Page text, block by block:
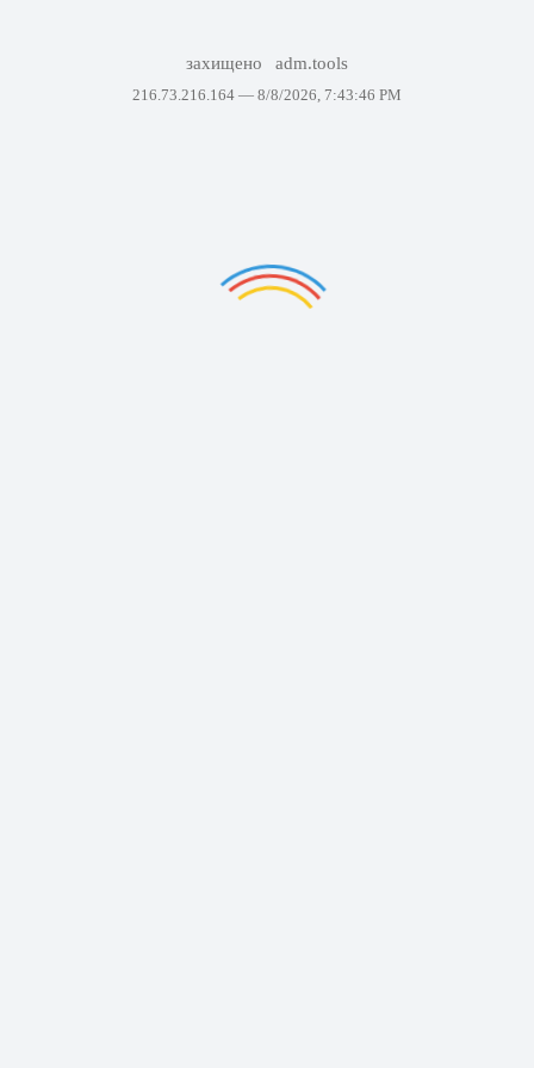
захищено adm.tools
216.73.216.164 — 8/8/2026, 7:43:46 PM